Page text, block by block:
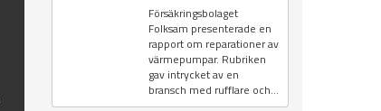
Försäkringsbolaget
Folksam presenterade en
rapport om reparationer av
värmepumpar. Rubriken
gav intrycket av en
bransch med rufflare och...